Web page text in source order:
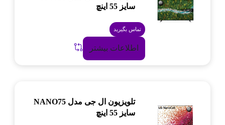
سایز 55 اینچ
تماس بگیرید
اطلاعات بیشتر
تلویزیون ال جی مدل NANO75
سایز 55 اینچ